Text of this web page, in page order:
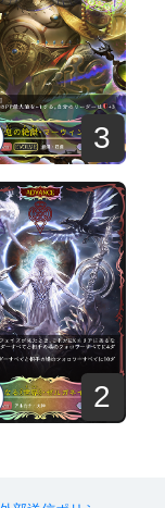
3
2